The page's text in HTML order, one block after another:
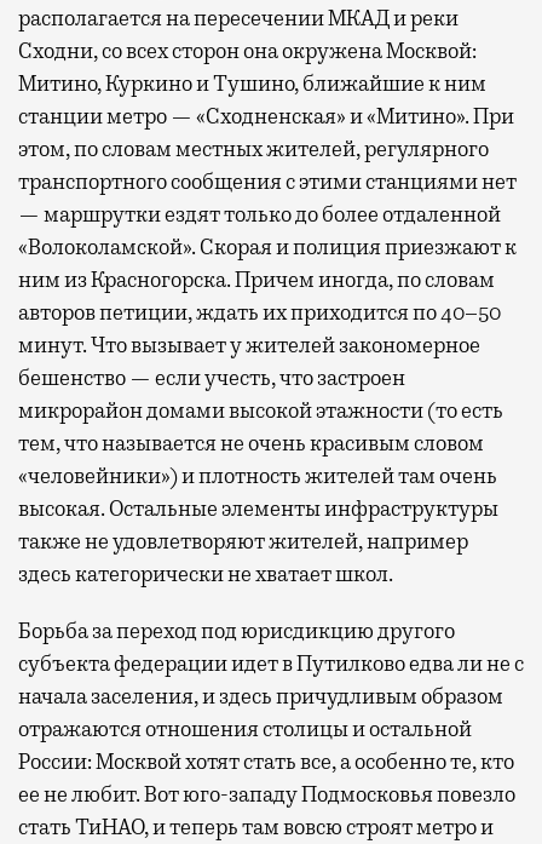
располагается на пересечении МКАД и реки
Сходни, со всех сторон она окружена Москвой:
Митино, Куркино и Тушино, ближайшие к ним
станции метро — «Сходненская» и «Митино». При
этом, по словам местных жителей, регулярного
транспортного сообщения с этими станциями нет
— маршрутки ездят только до более отдаленной
«Волоколамской». Скорая и полиция приезжают к
ним из Красногорска. Причем иногда, по словам
авторов петиции, ждать их приходится по 40–50
минут. Что вызывает у жителей закономерное
бешенство — если учесть, что застроен
микрорайон домами высокой этажности (то есть
тем, что называется не очень красивым словом
«человейники») и плотность жителей там очень
высокая. Остальные элементы инфраструктуры
также не удовлетворяют жителей, например
здесь категорически не хватает школ.
Борьба за переход под юрисдикцию другого
субъекта федерации идет в Путилково едва ли не с
начала заселения, и здесь причудливым образом
отражаются отношения столицы и остальной
России: Москвой хотят стать все, а особенно те, кто
ее не любит. Вот юго-западу Подмосковья повезло
стать ТиНАО, и теперь там вовсю строят метро и